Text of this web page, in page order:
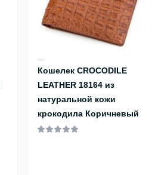
Кошелек CROCODILE
LEATHER 18164 из
натуральной кожи
крокодила Коричневый